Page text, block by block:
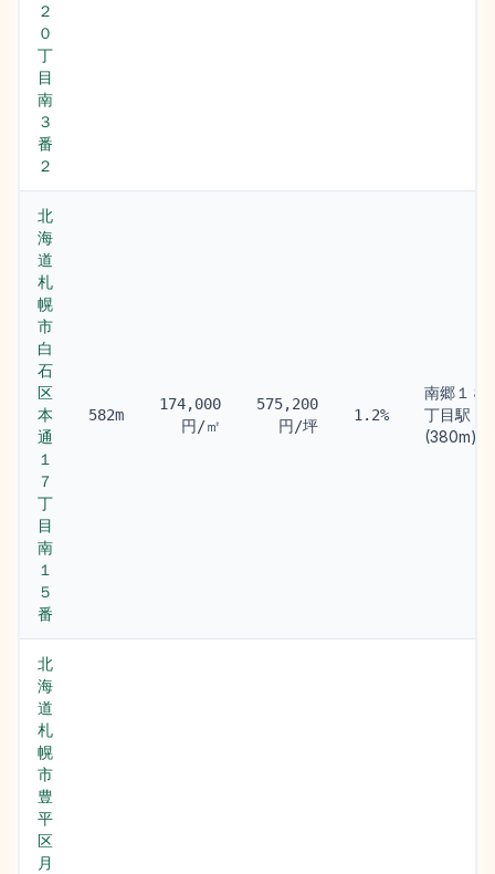
２
０
丁
目
南
３
番
２
北
海
道
札
幌
市
白
石
区
本
通
１
７
丁
目
南
１
５
番
582m
174,000
円/㎡
575,200
円/坪
1.2%
南郷１８
丁目駅
(380m)
北
海
道
札
幌
市
豊
平
区
月